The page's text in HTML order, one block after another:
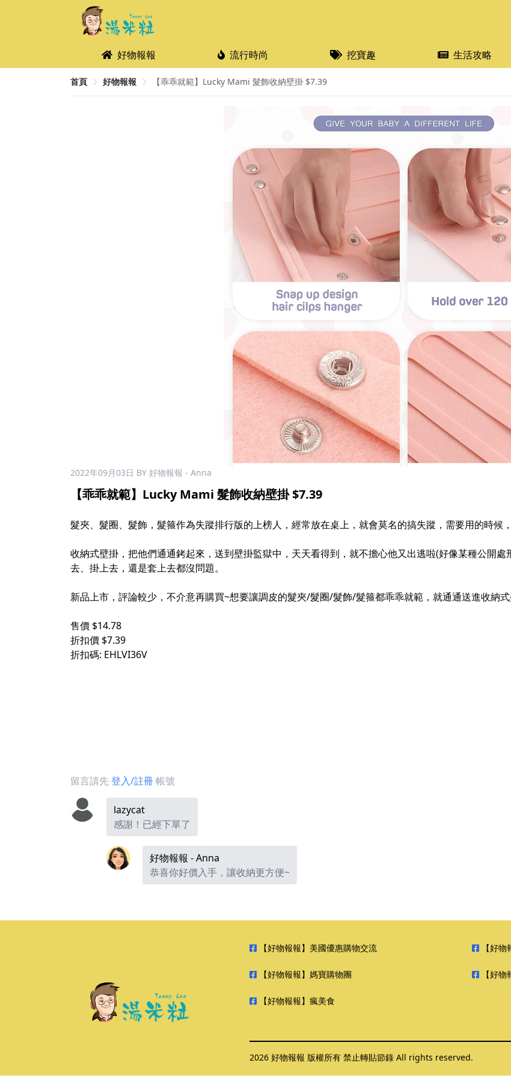
好物報報 流行時尚 挖寶趣 生活攻略
首頁 好物報報 【乖乖就範】Lucky Mami 髮飾收納壁掛 $7.39
2022年09月03日 BY 好物報報 - Anna
【乖乖就範】Lucky Mami 髮飾收納壁掛 $7.39
髮夾、髮圈、髮飾，髮箍作為失蹤排行版的上榜人，經常放在桌上，就會莫名的搞失蹤，需要用的時候
收納式壁掛，把他們通通銬起來，送到壁掛監獄中，天天看得到，就不擔心他又出逃啦(好像某種公開
去、掛上去，還是套上去都沒問題。
新品上市，評論較少，不介意再購買~想要讓調皮的髮夾/髮圈/髮飾/髮箍都乖乖就範，就通通送進收納式
售價 $14.78
折扣價 $7.39
折扣碼: EHLVI36V
留言請先登入/註冊帳號
lazycat
感謝！已經下單了
好物報報 - Anna
恭喜你好價入手，讓收納更方便~
【好物報報】美國優惠購物交流 【好
【好物報報】媽寶購物團 【好
【好物報報】瘋美食
2026 好物報報 版權所有 禁止轉貼節錄 All rights reserved.